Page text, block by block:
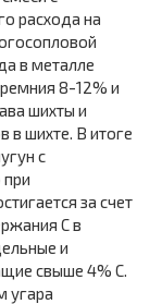
расхода на
в металле
8-12% и
шихты и
в шихте. В итоге
с
за счет
C в
и
свыше 4% С.
угара